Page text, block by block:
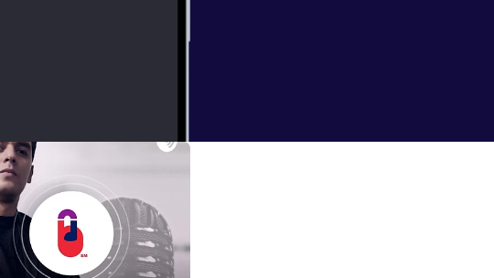
no es solamente guardar